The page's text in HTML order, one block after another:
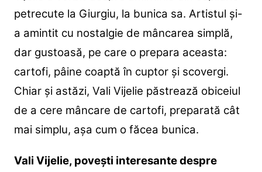
petrecute la Giurgiu, la bunica sa. Artistul și-
a amintit cu nostalgie de mâncarea simplă,
dar gustoasă, pe care o prepara aceasta:
cartofi, pâine coaptă în cuptor și scovergi.
Chiar și astăzi, Vali Vijelie păstrează obiceiul
de a cere mâncare de cartofi, preparată cât
mai simplu, așa cum o făcea bunica.
Vali Vijelie, povești interesante despre